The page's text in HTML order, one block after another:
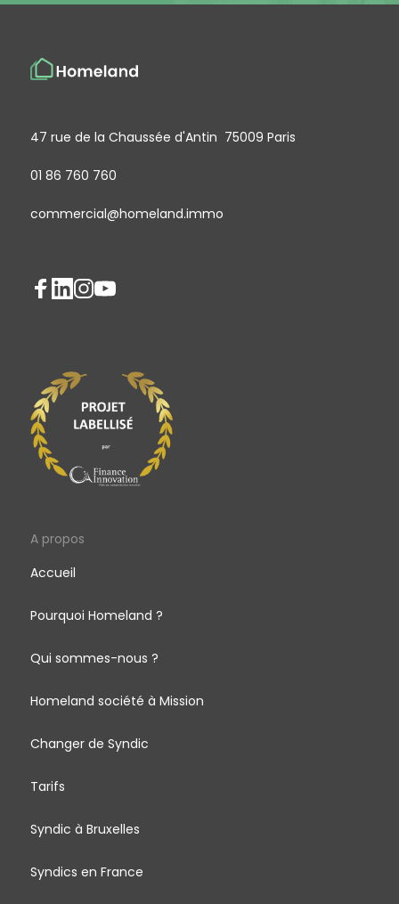
47 rue de la Chaussée d'Antin 75009 Paris
01 86 760 760
commercial@homeland.immo
A propos
Accueil
Pourquoi Homeland ?
Qui sommes-nous ?
Homeland société à Mission
Changer de Syndic
Tarifs
Syndic à Bruxelles
Syndics en France